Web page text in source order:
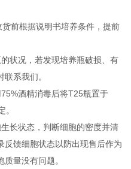
前根据说明书培养条件，提前
状况，若发现培养瓶破损、有
系我们。
酒精消毒后将T25瓶置于
长状态，判断细胞的密度并清
馈细胞状态以防出现售后作为
量没有问题。